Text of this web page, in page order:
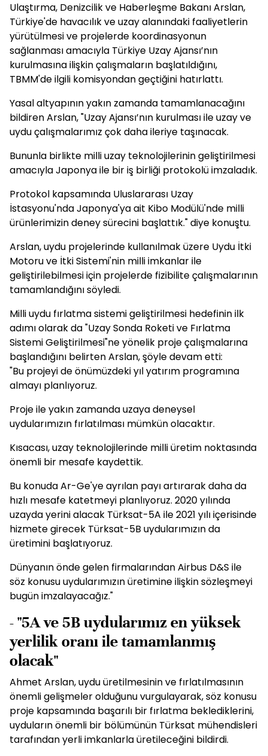
Ulaştırma, Denizcilik ve Haberleşme Bakanı Arslan,
Türkiye'de havacılık ve uzay alanındaki faaliyetlerin
yürütülmesi ve projelerde koordinasyonun
sağlanması amacıyla Türkiye Uzay Ajansı’nın
kurulmasına ilişkin çalışmaların başlatıldığını,
TBMM'de ilgili komisyondan geçtiğini hatırlattı.
Yasal altyapının yakın zamanda tamamlanacağını
bildiren Arslan, "Uzay Ajansı’nın kurulması ile uzay ve
uydu çalışmalarımız çok daha ileriye taşınacak.
Bununla birlikte milli uzay teknolojilerinin geliştirilmesi
amacıyla Japonya ile bir iş birliği protokolü imzaladık.
Protokol kapsamında Uluslararası Uzay
İstasyonu'nda Japonya'ya ait Kibo Modülü'nde milli
ürünlerimizin deney sürecini başlattık." diye konuştu.
Arslan, uydu projelerinde kullanılmak üzere Uydu İtki
Motoru ve İtki Sistemi'nin milli imkanlar ile
geliştirilebilmesi için projelerde fizibilite çalışmalarının
tamamlandığını söyledi.
Milli uydu fırlatma sistemi geliştirilmesi hedefinin ilk
adımı olarak da "Uzay Sonda Roketi ve Fırlatma
Sistemi Geliştirilmesi"ne yönelik proje çalışmalarına
başlandığını belirten Arslan, şöyle devam etti:
"Bu projeyi de önümüzdeki yıl yatırım programına
almayı planlıyoruz.
Proje ile yakın zamanda uzaya deneysel
uydularımızın fırlatılması mümkün olacaktır.
Kısacası, uzay teknolojilerinde milli üretim noktasında
önemli bir mesafe kaydettik.
Bu konuda Ar-Ge'ye ayrılan payı artırarak daha da
hızlı mesafe katetmeyi planlıyoruz. 2020 yılında
uzayda yerini alacak Türksat-5A ile 2021 yılı içerisinde
hizmete girecek Türksat-5B uydularımızın da
üretimini başlatıyoruz.
Dünyanın önde gelen firmalarından Airbus D&S ile
söz konusu uydularımızın üretimine ilişkin sözleşmeyi
bugün imzalayacağız."
- "5A ve 5B uydularımız en yüksek
yerlilik oranı ile tamamlanmış
olacak"
Ahmet Arslan, uydu üretilmesinin ve fırlatılmasının
önemli gelişmeler olduğunu vurgulayarak, söz konusu
proje kapsamında başarılı bir fırlatma beklediklerini,
uyduların önemli bir bölümünün Türksat mühendisleri
tarafından yerli imkanlarla üretileceğini bildirdi.